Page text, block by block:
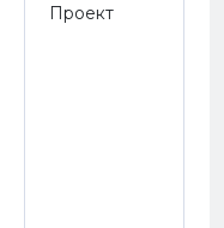
Проект